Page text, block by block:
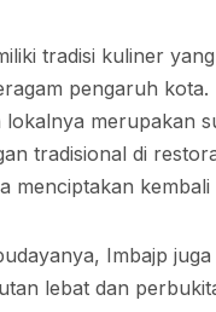
tradisi kuliner
pengaruh
lokalnya merupakan
tradisional di
menciptakan
Imbajp
lebat dan